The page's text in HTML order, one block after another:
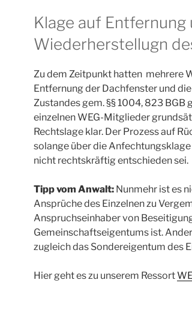
Klage auf Entfernung
Wiederherstellugn
Zu dem Zeitpunkt hatten mehrere
Entfernung der Dachfenster und
Zustandes gem. §§ 1004, 823 BGB
einzelnen WEG-Mitglieder
Rechtslage klar. Der Prozess auf
solange über die
nicht rechtskräftig entschieden sei.
Tipp vom Anwalt: Nunmehr ist es
Ansprüche des Einzelnen zu
Anspruchseinhaber von
Gemeinschaftseigentums ist.
zugleich das Sondereigentum des
Hier geht es zu unserem Ressort